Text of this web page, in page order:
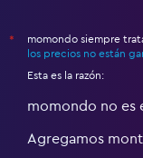
*
momondo siempre
los precios no están
Esta es la razón:
momondo no es
Agregamos